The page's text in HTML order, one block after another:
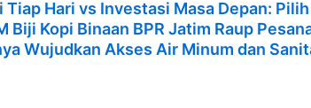
Tiap Hari vs Investasi Masa Depan:
Biji Kopi Binaan BPR Jatim Raup
Wujudkan Akses Air Minum dan